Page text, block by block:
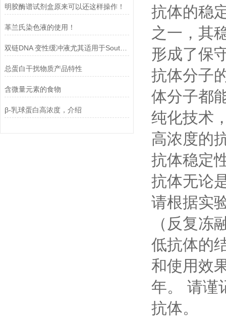
明胶酶谱试剂盒原来可以还这样操作！
革兰氏染色液的使用！
双链DNA 变性缓冲液尤其适用于Southern blot 实验
总蛋白干扰物质产品特性
含微量元素的食物
β-乳球蛋白高浓度，介绍
抗体的稳
之一，其
形成了保
抗体分子
体分子都
纯化技术
高浓度的
抗体稳定
抗体无论
请根据实
（反复
低抗体的
和使用效
年。 请谨
抗体。